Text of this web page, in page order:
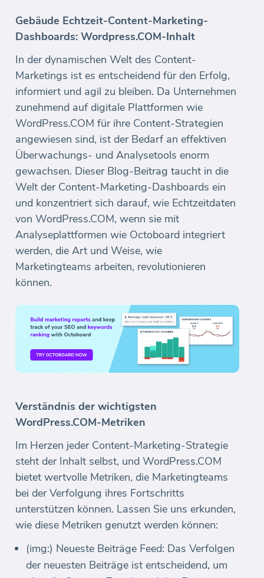
Gebäude Echtzeit-Content-Marketing-
Dashboards: Wordpress.COM-Inhalt
In der dynamischen Welt des Content-
Marketings ist es entscheidend für den Erfolg,
informiert und agil zu bleiben. Da Unternehmen
zunehmend auf digitale Plattformen wie
WordPress.COM für ihre Content-Strategien
angewiesen sind, ist der Bedarf an effektiven
Überwachungs- und Analysetools enorm
gewachsen. Dieser Blog-Beitrag taucht in die
Welt der Content-Marketing-Dashboards ein
und konzentriert sich darauf, wie Echtzeitdaten
von WordPress.COM, wenn sie mit
Analyseplattformen wie Octoboard integriert
werden, die Art und Weise, wie
Marketingteams arbeiten, revolutionieren
können.
Verständnis der wichtigsten
WordPress.COM-Metriken
Im Herzen jeder Content-Marketing-Strategie
steht der Inhalt selbst, und WordPress.COM
bietet wertvolle Metriken, die Marketingteams
bei der Verfolgung ihres Fortschritts
unterstützen können. Lassen Sie uns erkunden,
wie diese Metriken genutzt werden können:
(img:) Neueste Beiträge Feed: Das Verfolgen
der neuesten Beiträge ist entscheidend, um